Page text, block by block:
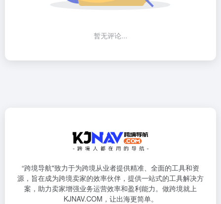
暂无评论...
“跨境导航"致力于为跨境从业者提供精准、全面的工具和资
源，旨在成为跨境卖家的效率伙伴，提供一站式的工具解决方
案，助力卖家增强业务运营效率和盈利能力。做跨境就上
KJNAV.COM，让出海更简单。